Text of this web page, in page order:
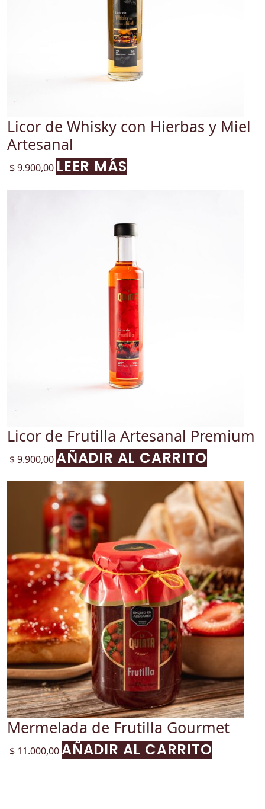
Licor de Whisky con Hierbas y Miel
Artesanal
$9.900,00 LEER MÁS
Licor de Frutilla Artesanal Premium
$9.900,00AÑADIR AL CARRITO
Mermelada de Frutilla Gourmet
$ 11.000,00AÑADIR AL CARRITO